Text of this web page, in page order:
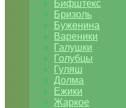
Бифштекс
Бризоль
Буженина
Вареники
Галушки
Голубцы
Гуляш
Долма
Ежики
Жаркое